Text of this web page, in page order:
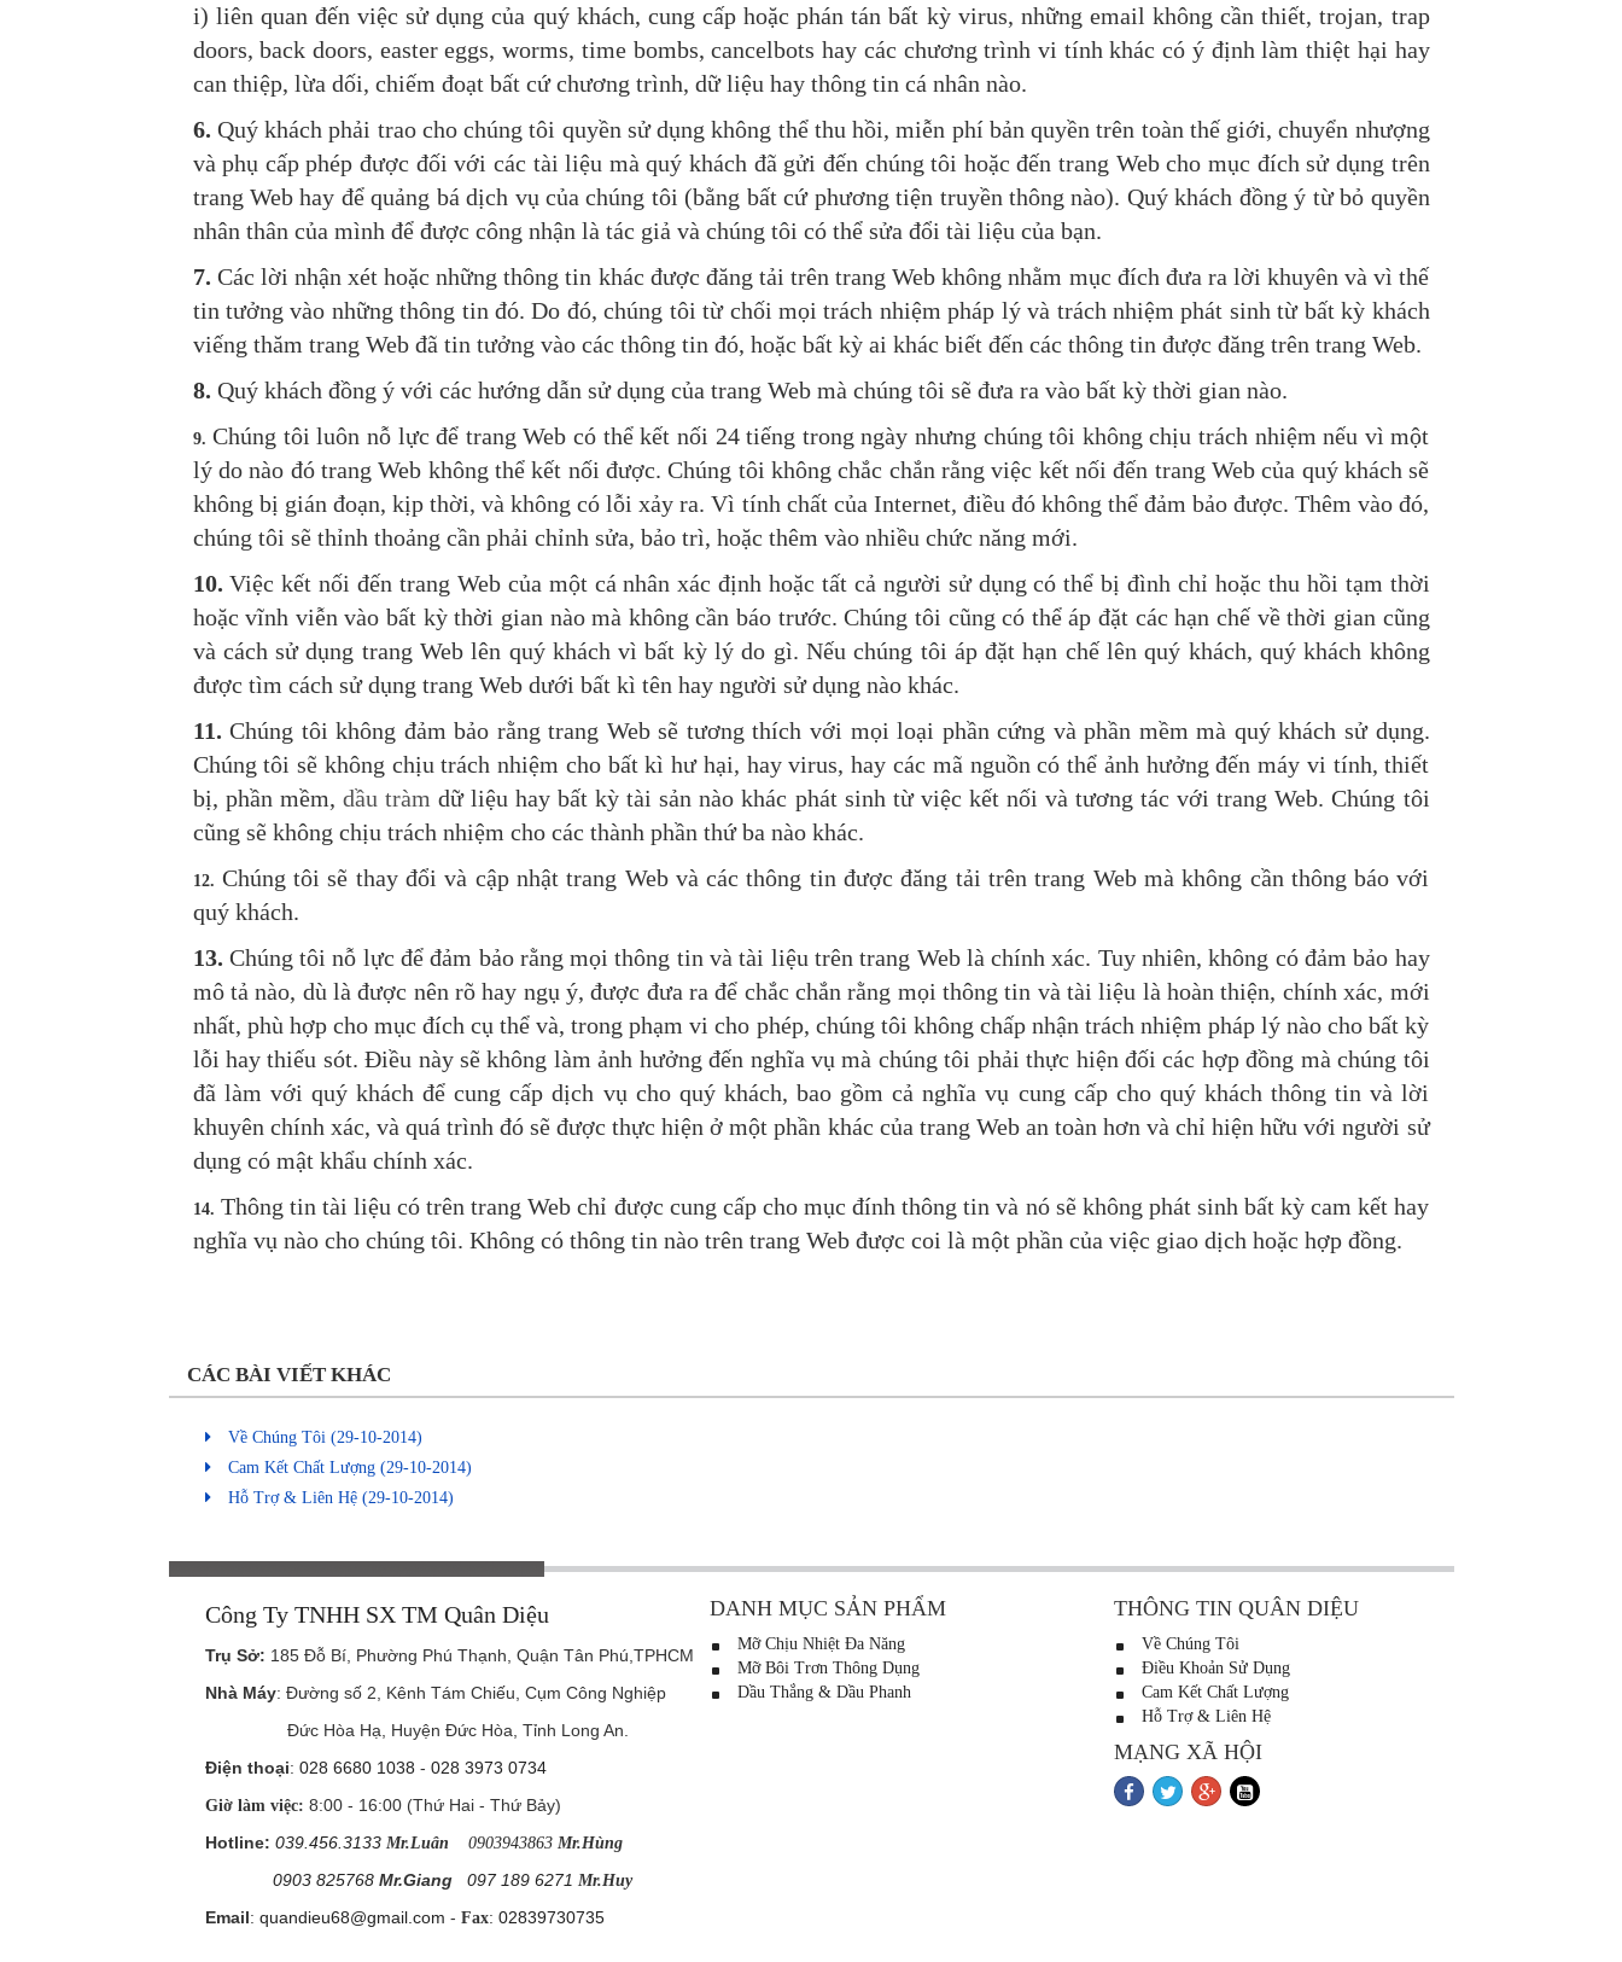
i) liên quan đến việc sử dụng của quý khách, cung cấp hoặc phán tán bất kỳ virus, những email không cần thiết, trojan, trap
doors, back doors, easter eggs, worms, time bombs, cancelbots hay các chương trình vi tính khác có ý định làm thiệt hại hay
can thiệp, lừa dối, chiếm đoạt bất cứ chương trình, dữ liệu hay thông tin cá nhân nào.
6. Quý khách phải trao cho chúng tôi quyền sử dụng không thể thu hồi, miễn phí bản quyền trên toàn thế giới, chuyển nhượng
và phụ cấp phép được đối với các tài liệu mà quý khách đã gửi đến chúng tôi hoặc đến trang Web cho mục đích sử dụng trên
trang Web hay để quảng bá dịch vụ của chúng tôi (bằng bất cứ phương tiện truyền thông nào). Quý khách đồng ý từ bỏ quyền
nhân thân của mình để được công nhận là tác giả và chúng tôi có thể sửa đổi tài liệu của bạn.
7. Các lời nhận xét hoặc những thông tin khác được đăng tải trên trang Web không nhằm mục đích đưa ra lời khuyên và vì thế
tin tưởng vào những thông tin đó. Do đó, chúng tôi từ chối mọi trách nhiệm pháp lý và trách nhiệm phát sinh từ bất kỳ khách
viếng thăm trang Web đã tin tưởng vào các thông tin đó, hoặc bất kỳ ai khác biết đến các thông tin được đăng trên trang Web.
8. Quý khách đồng ý với các hướng dẫn sử dụng của trang Web mà chúng tôi sẽ đưa ra vào bất kỳ thời gian nào.
9. Chúng tôi luôn nỗ lực để trang Web có thể kết nối 24 tiếng trong ngày nhưng chúng tôi không chịu trách nhiệm nếu vì một
lý do nào đó trang Web không thể kết nối được. Chúng tôi không chắc chắn rằng việc kết nối đến trang Web của quý khách sẽ
không bị gián đoạn, kịp thời, và không có lỗi xảy ra. Vì tính chất của Internet, điều đó không thể đảm bảo được. Thêm vào đó,
chúng tôi sẽ thỉnh thoảng cần phải chỉnh sửa, bảo trì, hoặc thêm vào nhiều chức năng mới.
10. Việc kết nối đến trang Web của một cá nhân xác định hoặc tất cả người sử dụng có thể bị đình chỉ hoặc thu hồi tạm thời
hoặc vĩnh viễn vào bất kỳ thời gian nào mà không cần báo trước. Chúng tôi cũng có thể áp đặt các hạn chế về thời gian cũng
và cách sử dụng trang Web lên quý khách vì bất kỳ lý do gì. Nếu chúng tôi áp đặt hạn chế lên quý khách, quý khách không
được tìm cách sử dụng trang Web dưới bất kì tên hay người sử dụng nào khác.
11. Chúng tôi không đảm bảo rằng trang Web sẽ tương thích với mọi loại phần cứng và phần mềm mà quý khách sử dụng.
Chúng tôi sẽ không chịu trách nhiệm cho bất kì hư hại, hay virus, hay các mã nguồn có thể ảnh hưởng đến máy vi tính, thiết
bị, phần mềm, dầu tràm dữ liệu hay bất kỳ tài sản nào khác phát sinh từ việc kết nối và tương tác với trang Web. Chúng tôi
cũng sẽ không chịu trách nhiệm cho các thành phần thứ ba nào khác.
12. Chúng tôi sẽ thay đổi và cập nhật trang Web và các thông tin được đăng tải trên trang Web mà không cần thông báo với
quý khách.
13. Chúng tôi nỗ lực để đảm bảo rằng mọi thông tin và tài liệu trên trang Web là chính xác. Tuy nhiên, không có đảm bảo hay
mô tả nào, dù là được nên rõ hay ngụ ý, được đưa ra để chắc chắn rằng mọi thông tin và tài liệu là hoàn thiện, chính xác, mới
nhất, phù hợp cho mục đích cụ thể và, trong phạm vi cho phép, chúng tôi không chấp nhận trách nhiệm pháp lý nào cho bất kỳ
lỗi hay thiếu sót. Điều này sẽ không làm ảnh hưởng đến nghĩa vụ mà chúng tôi phải thực hiện đối các hợp đồng mà chúng tôi
đã làm với quý khách để cung cấp dịch vụ cho quý khách, bao gồm cả nghĩa vụ cung cấp cho quý khách thông tin và lời
khuyên chính xác, và quá trình đó sẽ được thực hiện ở một phần khác của trang Web an toàn hơn và chỉ hiện hữu với người sử
dụng có mật khẩu chính xác.
14. Thông tin tài liệu có trên trang Web chỉ được cung cấp cho mục đính thông tin và nó sẽ không phát sinh bất kỳ cam kết hay
nghĩa vụ nào cho chúng tôi. Không có thông tin nào trên trang Web được coi là một phần của việc giao dịch hoặc hợp đồng.
CÁC BÀI VIẾT KHÁC
Về Chúng Tôi (29-10-2014)
Cam Kết Chất Lượng (29-10-2014)
Hỗ Trợ & Liên Hệ (29-10-2014)
Công Ty TNHH SX TM Quân Diệu
Trụ Sở: 185 Đỗ Bí, Phường Phú Thạnh, Quận Tân Phú,TPHCM
Nhà Máy: Đường số 2, Kênh Tám Chiếu, Cụm Công Nghiệp
Đức Hòa Hạ, Huyện Đức Hòa, Tỉnh Long An.
Điện thoại: 028 6680 1038 - 028 3973 0734
Giờ làm việc: 8:00 - 16:00 (Thứ Hai - Thứ Bảy)
Hotline: 039.456.3133 Mr.Luân 0903943863 Mr.Hùng
0903 825768 Mr.Giang 097 189 6271 Mr.Huy
Email: quandieu68@gmail.com - Fax: 02839730735
DANH MỤC SẢN PHẨM
Mỡ Chịu Nhiệt Đa Năng
Mỡ Bôi Trơn Thông Dụng
Dầu Thắng & Dầu Phanh
THÔNG TIN QUÂN DIỆU
Về Chúng Tôi
Điều Khoản Sử Dụng
Cam Kết Chất Lượng
Hỗ Trợ & Liên Hệ
MẠNG XÃ HỘI